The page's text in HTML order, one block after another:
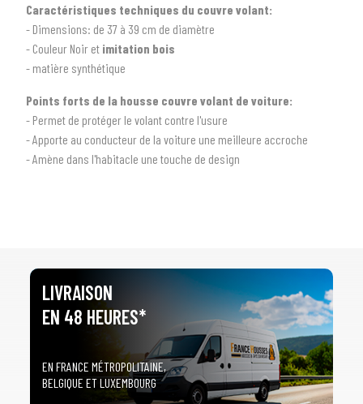
SÉLECTIONNEZ LE TYPE DE VOTRE VÉHICULE
Tous les types
2SÉLECTIONNEZ LA MARQUE DE VOTRE VÉHICULE
Caractéristiques techniques du couvre volant:
- Dimensions: de 37 à 39 cm de diamètre
- Couleur Noir et imitation bois
- matière synthétique
Points forts de la housse couvre volant de voiture:
- Permet de protéger le volant contre l'usure
- Apporte au conducteur de la voiture une meilleure accroche
- Amène dans l'habitacle une touche de design
LIVRAISON
EN 48 HEURES*
EN FRANCE MÉTROPOLITAINE,
BELGIQUE ET LUXEMBOURG